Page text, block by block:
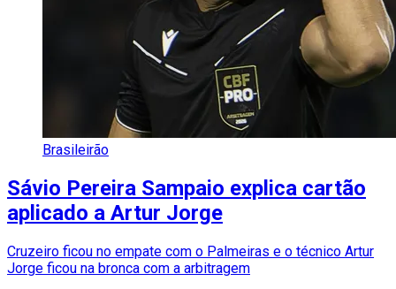
Brasileirão
Sávio Pereira Sampaio explica cartão
aplicado a Artur Jorge
Cruzeiro ficou no empate com o Palmeiras e o técnico Artur
Jorge ficou na bronca com a arbitragem